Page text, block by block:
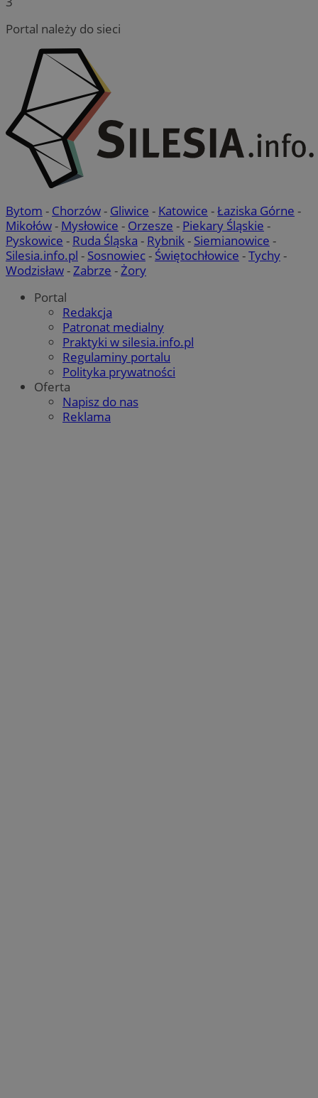
Portal należy do sieci
Bytom - Chorzów- Gliwice - Katowice -Łaziska Górne -
Mikołów- Mysłowice - Orzesze - Piekary Śląskie -
Pyskowice - Ruda Śląska - Rybnik- Siemianowice -
Silesia.info.pl - Sosnowiec- Świętochłowice -Tychy-
Wodzisław-Zabrze -Żory
Portal
Redakcja
Patronat medialny
Praktyki w silesia.info.pl
Regulaminy portalu
Polityka prywatności
Oferta
Napisz do nas
Reklama